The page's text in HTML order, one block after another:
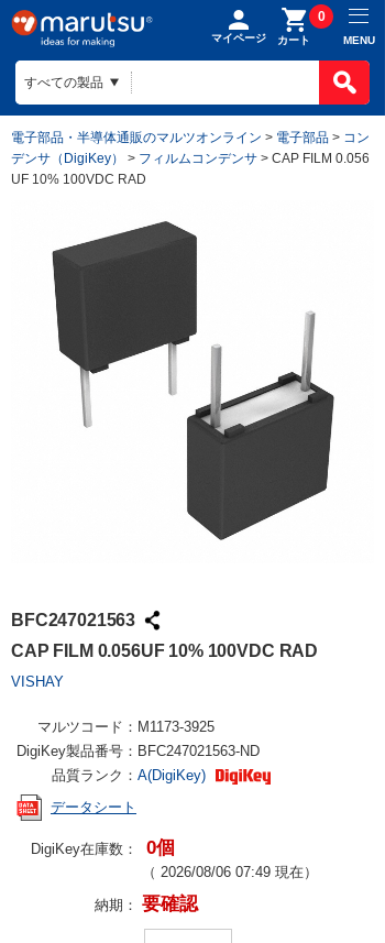
マイページ カート
0
MENU
電子部品・半導体通販のマルツオンライン > 電子部品 > コン
デンサ（DigiKey）
> フィルムコンデンサ > CAP FILM 0.056
UF 10% 100VDC RAD
BFC247021563
CAP FILM 0.056UF 10% 100VDC RAD
VISHAY
マルツコード： M1173-3925
DigiKey製品番号： BFC247021563-ND
品質ランク： A(DigiKey)
データシート
DigiKey在庫数： 0個
（ 2026/08/06 07:49 現在）
納期： 要確認